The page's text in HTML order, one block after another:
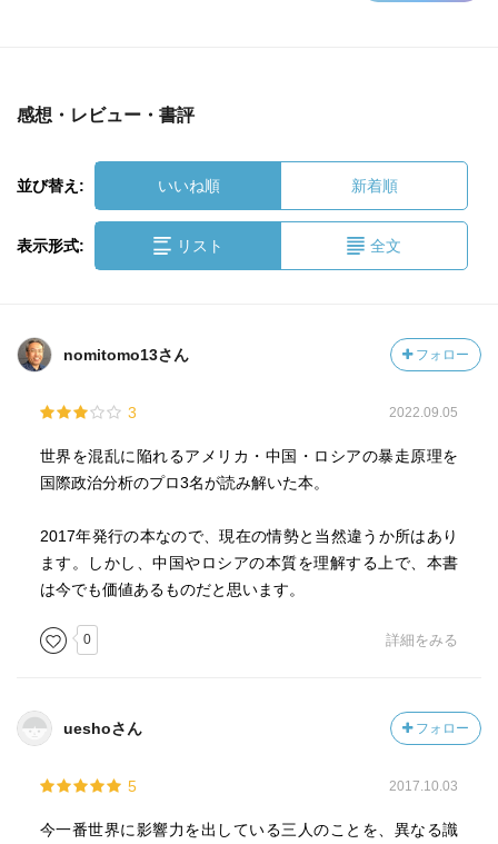
感想・レビュー・書評
並び替え: いいね順 新着順
表示形式: リスト 全文
nomitomo13さん フォロー
3 2022.09.05
世界を混乱に陥れるアメリカ・中国・ロシアの暴走原理を
国際政治分析のプロ3名が読み解いた本。
2017年発行の本なので、現在の情勢と当然違うか所はあり
ます。しかし、中国やロシアの本質を理解する上で、本書
は今でも価値あるものだと思います。
0 詳細をみる
ueshoさん フォロー
5 2017.10.03
今一番世界に影響力を出している三人のことを、異なる識